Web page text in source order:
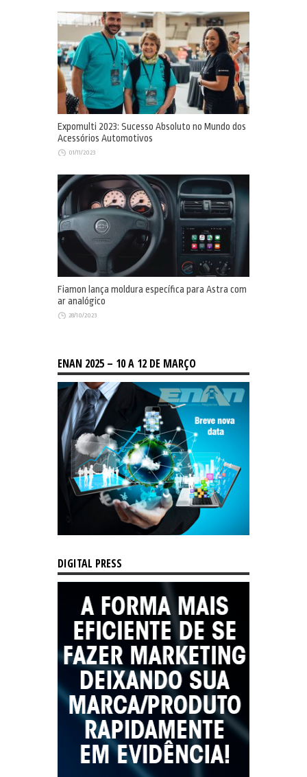
Expomulti 2023: Sucesso Absoluto no Mundo dos
Acessórios Automotivos
01/11/2023
Fiamon lança moldura específica para Astra com
ar analógico
28/10/2023
ENAN 2025 – 10 A 12 DE MARÇO
DIGITAL PRESS